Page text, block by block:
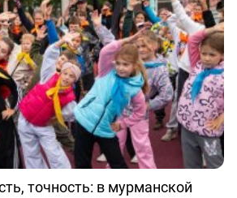
точность: в мурманской